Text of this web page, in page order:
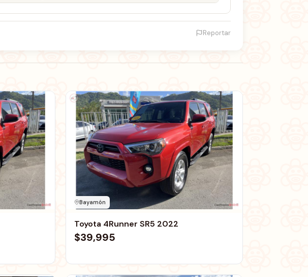
Reportar
Bayamón
Toyota 4Runner SR5 2022
$39,995